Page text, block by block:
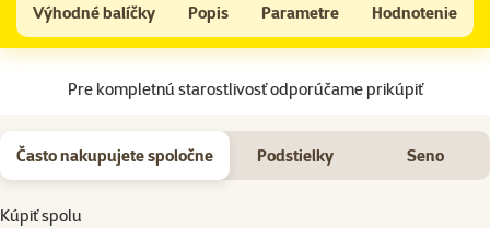
Beaphar CARE+ krmivo morča 1,5 kg
Výhodné balíčky Popis Parametre Hodnotenie
Na začiatok stránky
Pre kompletnú starostlivosť odporúčame prikúpiť
Často nakupujete spoločne Podstielky Seno
Kúpiť spolu